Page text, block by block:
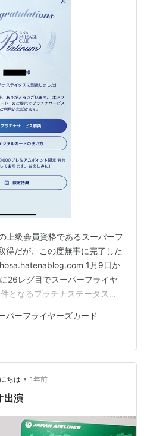
上級会員資格であるスーパーフ
得だが、この度無事に完了した
1月9日か
26レグ目でスーパーフライヤ
となるプラチナステータス
特に岡山－新千歳間のプレミ
り安くないので月に1回ある
々行われるプレミアムプラス
たのが効いているなという印
スの場合、土日を…
パーフライヤーズカード
ちは • 1年前
出演